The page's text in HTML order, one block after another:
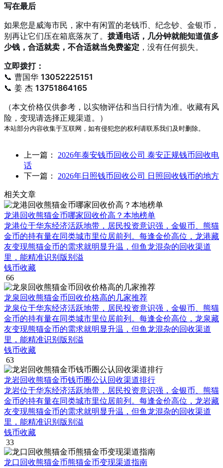
写在最后
如果您是威海市民，家中有闲置的老钱币、纪念钞、金银币，
别再让它们压在箱底落灰了。 拨通电话，几分钟就能知道值多
少钱，合适就卖，不合适就当免费鉴定 ，没有任何损失。
立即拨打：
📞 曹国华 13052225151
📞 姜 杰 13751864165
（本文价格仅供参考，以实物评估和当日行情为准。收藏有风
险，变现请选择正规渠道。）
本站部分内容收集于互联网，如有侵犯您的权利请联系我们及时删除。
上一篇： 2026年泰安钱币回收公司 泰安正规钱币回收电
话
下一篇： 2026年日照钱币回收公司 日照回收钱币的地方
相关文章
龙港回收熊猫金币哪家回收价高？本地榜单
龙港位于华东经济活跃地带，居民投资意识强，金银币、熊猫
金币的持有量在同类城市里位居前列。每逢金价高位，龙港藏
友变现熊猫金币的需求就明显升温，但鱼龙混杂的回收渠道
里，能精准识别版别溢
钱币收藏
66
龙泉回收熊猫金币回收价格高的几家推荐
龙泉位于华东经济活跃地带，居民投资意识强，金银币、熊猫
金币的持有量在同类城市里位居前列。每逢金价高位，龙泉藏
友变现熊猫金币的需求就明显升温，但鱼龙混杂的回收渠道
里，能精准识别版别溢
钱币收藏
63
龙岩回收熊猫金币钱币圈公认回收渠道排行
龙岩位于华东经济活跃地带，居民投资意识强，金银币、熊猫
金币的持有量在同类城市里位居前列。每逢金价高位，龙岩藏
友变现熊猫金币的需求就明显升温，但鱼龙混杂的回收渠道
里，能精准识别版别溢
钱币收藏
33
龙口回收熊猫金币熊猫金币变现渠道指南